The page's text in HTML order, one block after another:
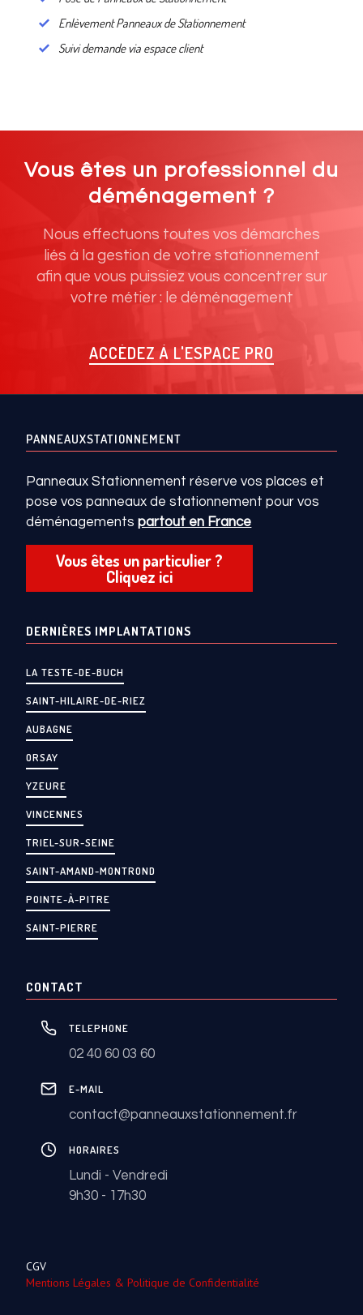
Enlèvement Panneaux de Stationnement
Suivi demande via espace client
Vous êtes un professionnel du
déménagement ?
Nous effectuons toutes vos démarches
liés à la gestion de votre stationnement
afin que vous puissiez vous concentrer sur
votre métier : le déménagement
ACCÉDEZ À L'ESPACE PRO
PANNEAUXSTATIONNEMENT
Panneaux Stationnement réserve vos places et
pose vos panneaux de stationnement pour vos
déménagementspartout en France
Vous êtes un particulier ?
Cliquez ici
DERNIÈRES IMPLANTATIONS
LA TESTE-DE-BUCH
SAINT-HILAIRE-DE-RIEZ
AUBAGNE
ORSAY
YZEURE
VINCENNES
TRIEL-SUR-SEINE
SAINT-AMAND-MONTROND
POINTE-À-PITRE
SAINT-PIERRE
CONTACT
TELEPHONE
02 40 60 03 60
E-MAIL
contact@panneauxstationnement.fr
HORAIRES
Lundi - Vendredi
9h30 - 17h30
CGV
Mentions Légales & Politique de Confidentialité